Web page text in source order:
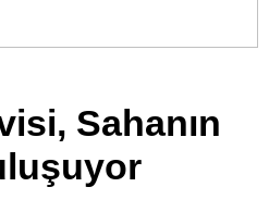
WhatsApp İhbar Hattı
Sahanın